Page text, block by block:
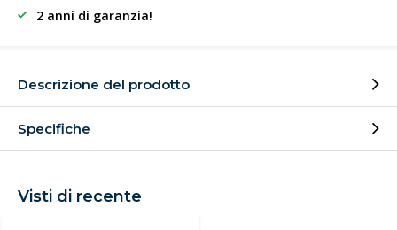
2 anni di garanzia!
Descrizione del prodotto
Specifiche
Visti di recente